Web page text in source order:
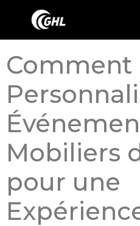
Comment
Mobiliers
pour une